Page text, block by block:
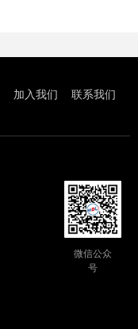
加入我们 联系我们
微信公众
号